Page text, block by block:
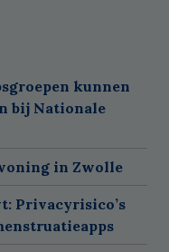
kunnen
bij Nationale
in Zwolle
Privacyrisico’s